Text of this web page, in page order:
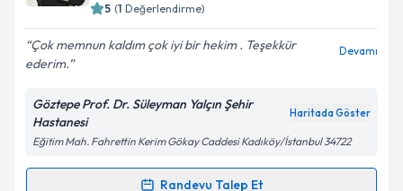
kapsamda işlenmesini kabul ediyorum.
Takvim Talebini Gönder
5 (1 Değerlendirme)
Çok memnun kaldım çok iyi bir hekim . Teşekkür
ederim.
Devamı
Göztepe Prof. Dr. Süleyman Yalçın Şehir
Hastanesi
Haritada Göster
Eğitim Mah. Fahrettin Kerim Gökay Caddesi Kadıköy/İstanbul 34722
Randevu Talep Et